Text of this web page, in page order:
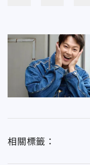
相關標籤：